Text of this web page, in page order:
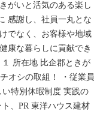
がいと活気のある楽し
感謝し、社員一丸とな
でなく、お客様や地域
康な暮らしに貢献でき
所在地 比企郡ときが
オシの取組！ ・従業員
特別休暇制度 実践の
、PR 東洋ハウス建材